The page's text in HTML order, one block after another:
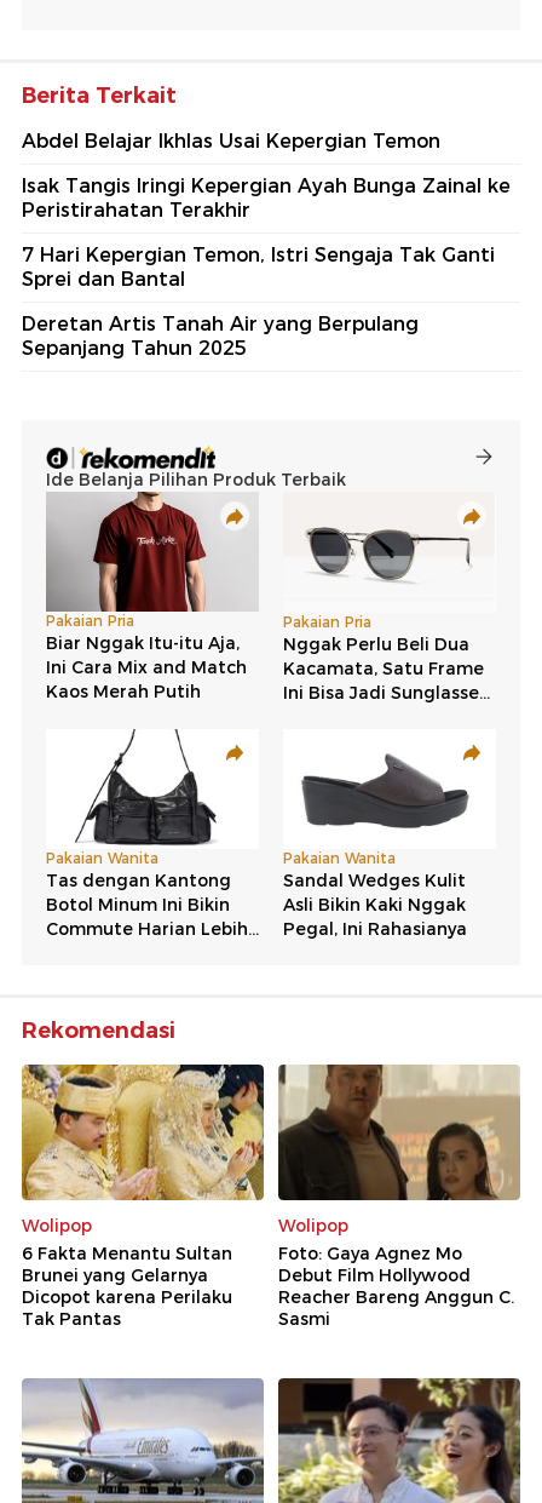
Berita Terkait
Abdel Belajar Ikhlas Usai Kepergian Temon
Isak Tangis Iringi Kepergian Ayah Bunga Zainal ke
Peristirahatan Terakhir
7 Hari Kepergian Temon, Istri Sengaja Tak Ganti
Sprei dan Bantal
Deretan Artis Tanah Air yang Berpulang
Sepanjang Tahun 2025
Rekomendasi
Wolipop
6 Fakta Menantu Sultan
Brunei yang Gelarnya
Dicopot karena Perilaku
Tak Pantas
Wolipop
Foto: Gaya Agnez Mo
Debut Film Hollywood
Reacher Bareng Anggun C.
Sasmi